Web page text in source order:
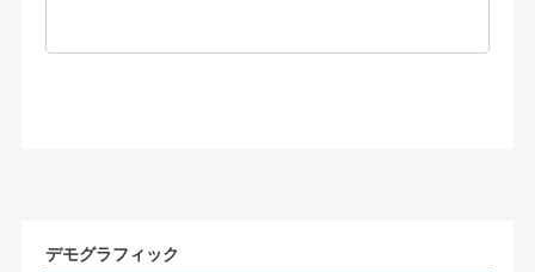
デモグラフィック